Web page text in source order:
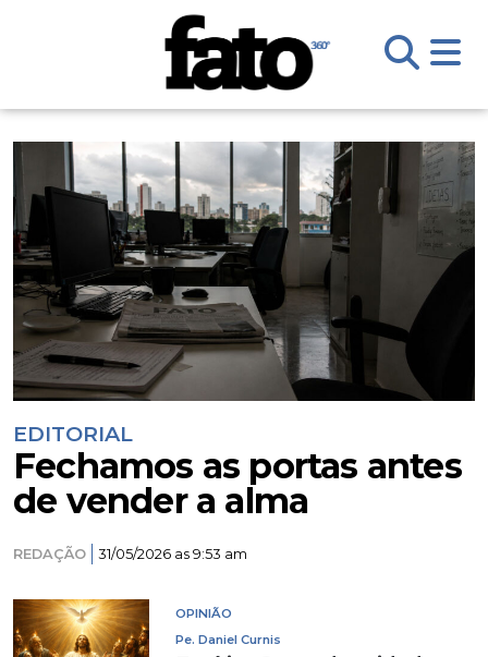
EDITORIAL
Fechamos as portas antes
de vender a alma
REDAÇÃO 31/05/2026 as 9:53 am
OPINIÃO
Pe. Daniel Curnis